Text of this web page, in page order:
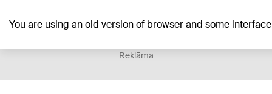
You are using an old version of browser and some
+23°C
Reklāma